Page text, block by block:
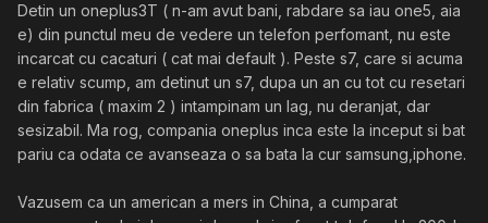
Detin un oneplus3T ( n-am avut bani, rabdare sa iau one5, aia
e) din punctul meu de vedere un telefon perfomant, nu este
incarcat cu cacaturi ( cat mai default ). Peste s7, care si acuma
e relativ scump, am detinut un s7, dupa un an cu tot cu resetari
din fabrica ( maxim 2 ) intampinam un lag, nu deranjat, dar
sesizabil. Ma rog, compania oneplus inca este la inceput si bat
pariu ca odata ce avanseaza o sa bata la cur samsung,iphone.
Vazusem ca un american a mers in China, a cumparat